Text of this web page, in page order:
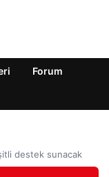
Forum
destek sunacak